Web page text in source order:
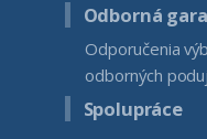
Odborná
Odporučenia
odborných
Spolupráce